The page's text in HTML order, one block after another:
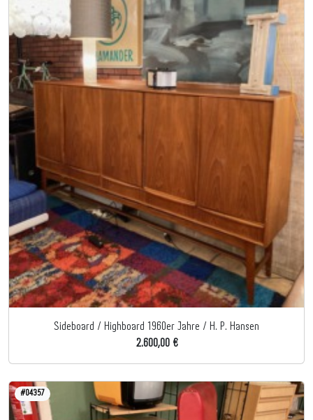
Sideboard / Highboard 1960er Jahre / H. P. Hansen
2.600,00 €
#04357